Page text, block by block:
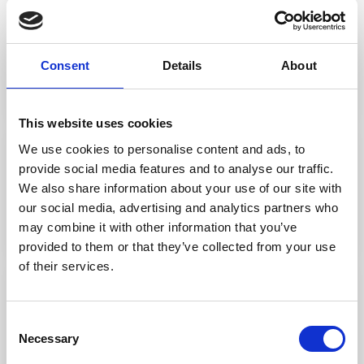
Consent Details About
This website uses cookies
We use cookies to personalise content and ads, to
provide social media features and to analyse our traffic.
We also share information about your use of our site with
our social media, advertising and analytics partners who
may combine it with other information that you’ve
provided to them or that they’ve collected from your use
of their services.
Selection
Necessary
1 settimana fa
Optimist - Campionato Italiano a squadre e
Optiweek
J/70 Member's Cup - Summer Edition
Leggi di più
Coppa Primavela Kinder Joy of moving